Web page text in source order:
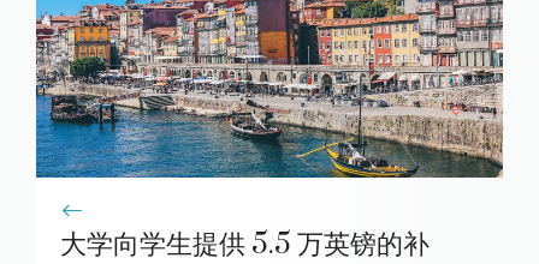
大学向学生提供 5.5 万英镑的补